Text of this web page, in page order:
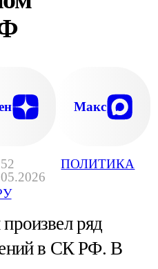
ПОЛИТИКА
Макс
ряд
в СК РФ. В